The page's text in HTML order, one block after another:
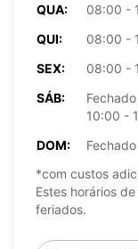
QUA:
08:00 -
QUI:
08:00 -
SEX:
08:00 -
SÁB:
Fechado
10:00 -
DOM:
Fechado
*com custos
Estes horários
feriados.